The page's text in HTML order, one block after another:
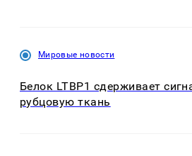
Мировые новости
Белок LTBP1 сдерживает
рубцовую ткань